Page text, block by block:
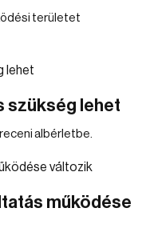
területet
szükség lehet
albérletbe.
működése